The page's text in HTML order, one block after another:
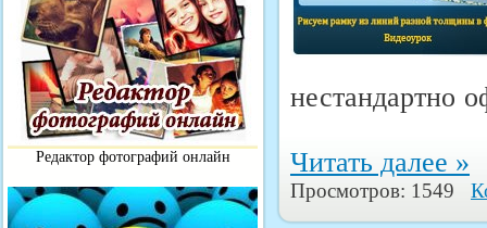
Редактор фотографий онлайн
нестандартно
Читать далее »
Просмотров: 1549